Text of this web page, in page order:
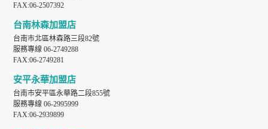
FAX:06-2507392
台南林森加盟店
台南市北區林森路三段82號
服務專線 06-2749288
FAX:06-2749281
安平永華加盟店
台南市安平區永華路二段855號
服務專線 06-2995999
FAX:06-2939899